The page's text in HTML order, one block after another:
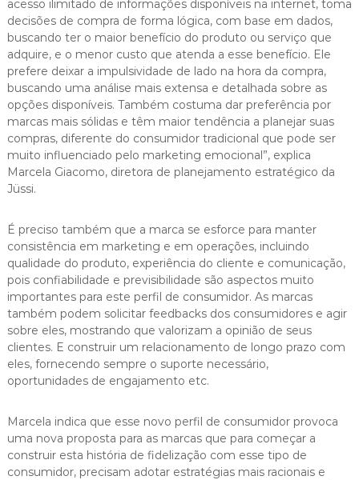
acesso ilimitado de informações disponíveis na internet, toma
decisões de compra de forma lógica, com base em dados,
buscando ter o maior benefício do produto ou serviço que
adquire, e o menor custo que atenda a esse benefício. Ele
prefere deixar a impulsividade de lado na hora da compra,
buscando uma análise mais extensa e detalhada sobre as
opções disponíveis. Também costuma dar preferência por
marcas mais sólidas e têm maior tendência a planejar suas
compras, diferente do consumidor tradicional que pode ser
muito influenciado pelo marketing emocional”, explica
Marcela Giacomo, diretora de planejamento estratégico da
Jüssi.
É preciso também que a marca se esforce para manter
consistência em marketing e em operações, incluindo
qualidade do produto, experiência do cliente e comunicação,
pois confiabilidade e previsibilidade são aspectos muito
importantes para este perfil de consumidor. As marcas
também podem solicitar feedbacks dos consumidores e agir
sobre eles, mostrando que valorizam a opinião de seus
clientes. E construir um relacionamento de longo prazo com
eles, fornecendo sempre o suporte necessário,
oportunidades de engajamento etc.
Marcela indica que esse novo perfil de consumidor provoca
uma nova proposta para as marcas que para começar a
construir esta história de fidelização com esse tipo de
consumidor, precisam adotar estratégias mais racionais e